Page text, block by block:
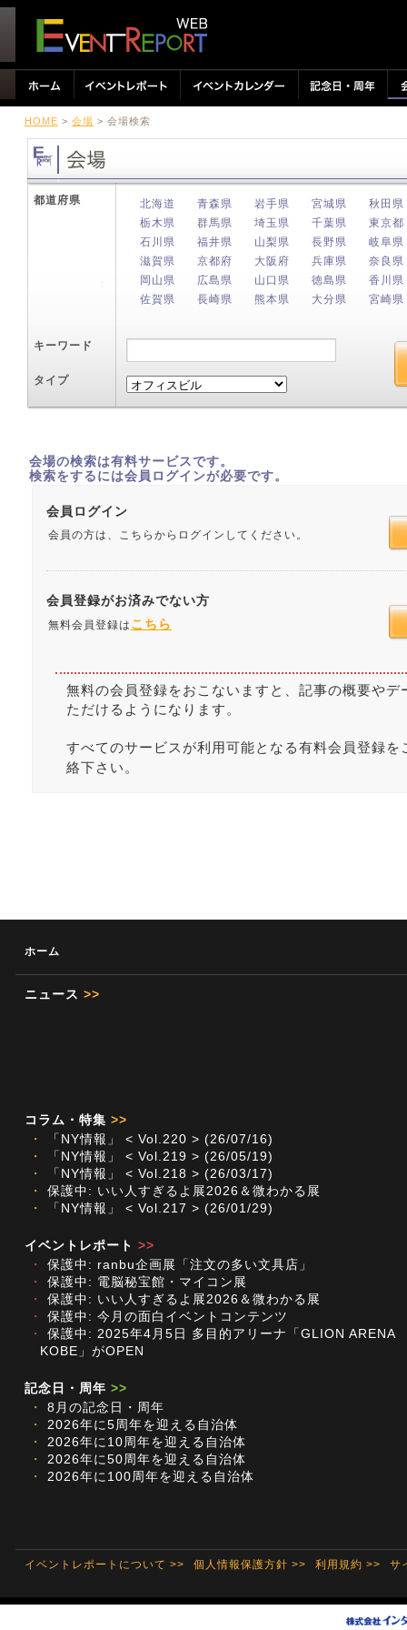
HOME > 会場 > 会場検索
都道府県 北海道 青森県 岩手県 宮城県
秋田県
栃木県
群馬県 埼玉県 千葉県
東京都
石川県
福井県 山梨県 長野県
岐阜県
滋賀県
京都府 大阪府 兵庫県
奈良県
岡山県
広島県 山口県 徳島県
香川県
佐賀県
長崎県 熊本県 大分県 宮崎県
キーワード
タイプ
会場の検索は有料サービスです。
検索をするには会員ログインが必要です。
会員ログイン
会員の方は、こちらからログインしてください。
会員登録がお済みでない方
無料会員登録は こちら
無料の会員登録をおこないますと、記事の概要や
ただけるようになります。
すべてのサービスが利用可能となる有料会員登録を
絡下さい。
ホーム
ニュース >>
コラム・特集 >>
・
「NY情報」 < Vol.220 > (26/07/16)
・
「NY情報」 < Vol.219 > (26/05/19)
・
「NY情報」 < Vol.218 > (26/03/17)
・
保護中: いい人すぎるよ展2026＆微わかる展
・
「NY情報」 < Vol.217 > (26/01/29)
イベントレポート >>
・
保護中: ranbu企画展「注文の多い文具店」
・
保護中: 電脳秘宝館・マイコン展
・
保護中: いい人すぎるよ展2026＆微わかる展
・
保護中: 今月の面白イベントコンテンツ
・
保護中: 2025年4月5日 多目的アリーナ「GLION ARENA
KOBE」がOPEN
記念日・周年 >>
・
8月の記念日・周年
・
2026年に5周年を迎える自治体
・
2026年に10周年を迎える自治体
・
2026年に50周年を迎える自治体
・
2026年に100周年を迎える自治体
イベントレポートについて >> 個人情報保護方針 >> 利用規約 >> サ